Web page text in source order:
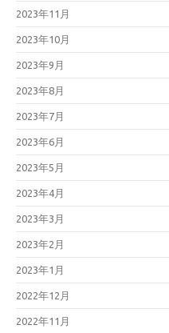
2023年11月
2023年10月
2023年9月
2023年8月
2023年7月
2023年6月
2023年5月
2023年4月
2023年3月
2023年2月
2023年1月
2022年12月
2022年11月